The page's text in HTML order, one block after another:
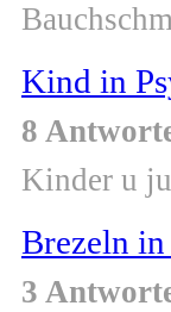
Kind in
8
Kinder u
Brezeln
3